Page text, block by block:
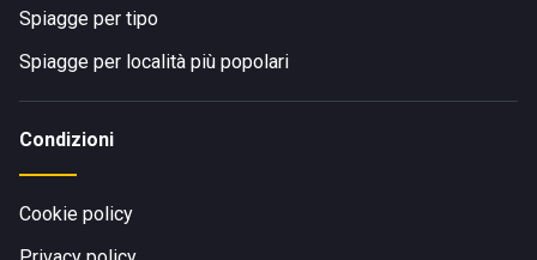
Spiagge per tipo
Spiagge per località più popolari
Condizioni
Cookie policy